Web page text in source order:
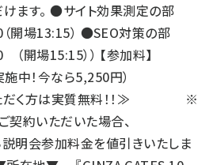
ます。 ●サイト効果測定の部
場13:15） ●SEO対策の部
場15:15）） 【参加料】
実施中！今なら5,250円）
ただく方は実質無料！！≫ ※
をご契約いただいた場合、
明会参加料金を値引きいたしま